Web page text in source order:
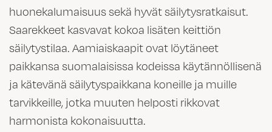
huonekalumaisuus sekä hyvät säilytysratkaisut.
Saarekkeet kasvavat kokoa lisäten keittiön
säilytystilaa. Aamiaiskaapit ovat löytäneet
paikkansa suomalaisissa kodeissa käytännöllisenä
ja kätevänä säilytyspaikkana koneille ja muille
tarvikkeille, jotka muuten helposti rikkovat
harmonista kokonaisuutta.